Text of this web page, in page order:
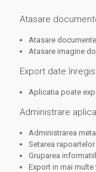
Atasare
Atasare
Atasare imagine
Export date
Aplicatia poate
Administrare
Administrarea
Setarea
Gruparea
Export in mai